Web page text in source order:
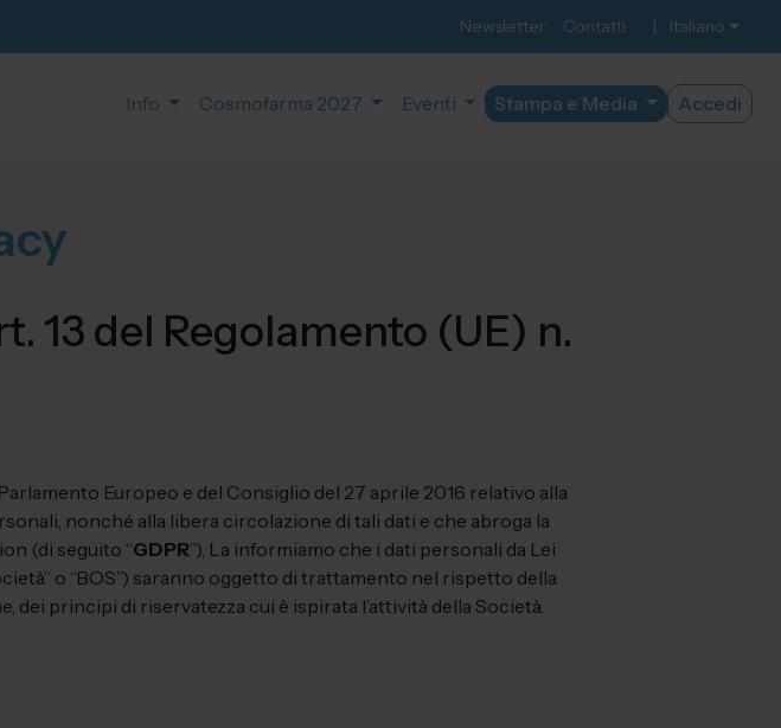
Newsletter Contatti | Italiano
Info Cosmofarma 2027 Eventi Stampa e Media Accedi
13 del Regolamento (UE) n.
Europeo e del Consiglio del 27 aprile 2016 relativo alla
nonché alla libera circolazione di tali dati e che abroga la
(di seguito “GDPR”), La informiamo che i dati personali da Lei
o “BOS”) saranno oggetto di trattamento nel rispetto della
principi di riservatezza cui è ispirata l’attività della Società.